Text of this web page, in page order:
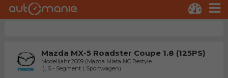
Mazda MX-5 Roadster Coupe 1.8 (125PS)
Modelljahr 2009 (Mazda Miata NC Restyle
I), S - Segment ( Sportwagen)